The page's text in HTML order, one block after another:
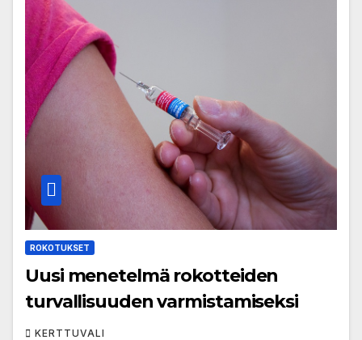
ROKOTUKSET
Uusi menetelmä rokotteiden
turvallisuuden varmistamiseksi
KERTTUVALI